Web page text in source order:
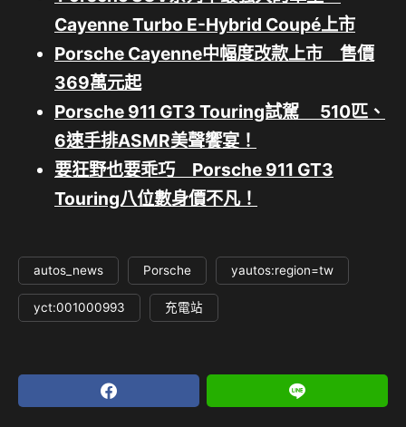
Cayenne Turbo E-Hybrid Coupé上市
Porsche Cayenne中幅度改款上市 售價
369萬元起
Porsche 911 GT3 Touring試駕 510匹、
6速手排ASMR美聲饗宴！
要狂野也要乖巧 Porsche 911 GT3
Touring八位數身價不凡！
autos_news Porsche yautos:region=tw
yct:001000993 充電站